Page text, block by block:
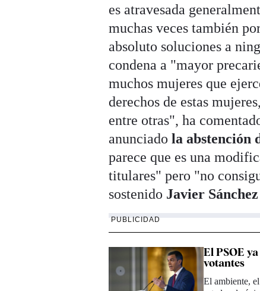
es atravesada
muchas veces también
absoluto soluciones a
condena a "mayor
muchos mujeres que
derechos de estas
entre otras", ha
anunciadola abstención
parece que es una
titulares" pero "no
sostenido Javier
PUBLICIDAD
El PSOE
votantes
El ambiente,